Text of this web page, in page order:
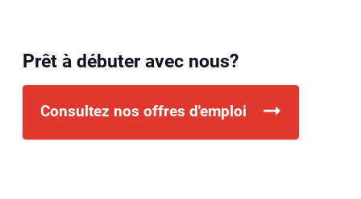
Prêt à débuter avec nous?
Consultez nos offres d'emploi